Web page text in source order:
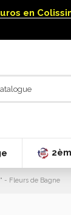
en
- Fleurs de Bagne